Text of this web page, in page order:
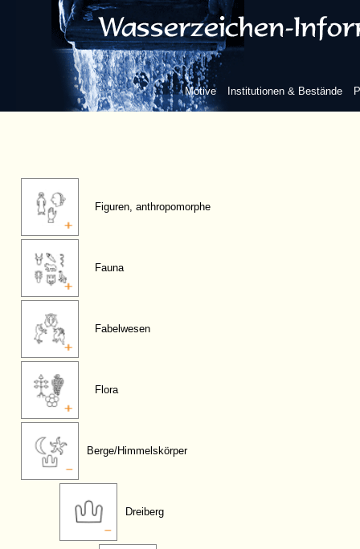
Motive Institutionen & Bestände
Figuren, anthropomorphe
Fauna
Fabelwesen
Flora
Berge/Himmelskörper
Dreiberg